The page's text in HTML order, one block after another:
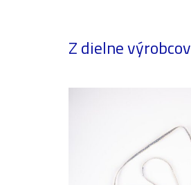
Z dielne výrobcov